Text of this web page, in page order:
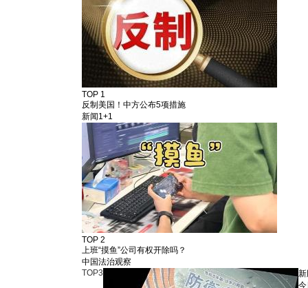
TOP 1
反制美国！中方公布5项措施
新闻1+1
TOP 2
上班“摸鱼”公司有权开除吗？
中国法治观察
TOP3